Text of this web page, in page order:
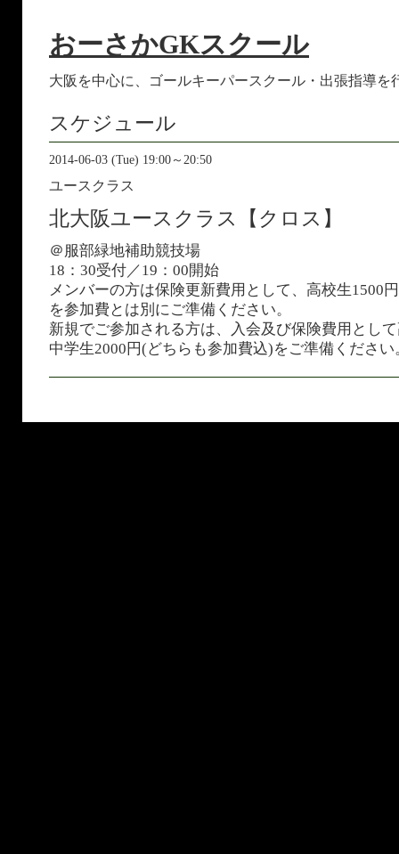
おーさかGKスクール
大阪を中心に、ゴールキーパースクール・出張指導を
スケジュール
2014-06-03 (Tue) 19:00～20:50
ユースクラス
北大阪ユースクラス【クロス】
＠服部緑地補助競技場
18：30受付／19：00開始
メンバーの方は保険更新費用として、高校生1500
を参加費とは別にご準備ください。
新規でご参加される方は、入会及び保険費用とし
中学生2000円(どちらも参加費込)をご準備ください